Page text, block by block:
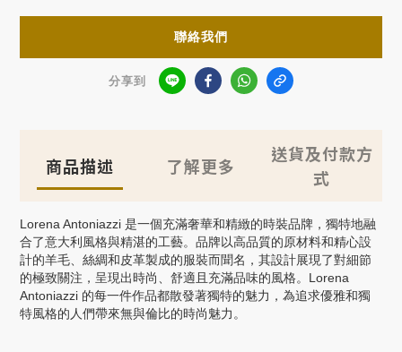
聯絡我們
分享到
商品描述 了解更多
送貨及付款方
式
Lorena Antoniazzi 是一個充滿奢華和精緻的時裝品牌，獨特地融
合了意大利風格與精湛的工藝。品牌以高品質的原材料和精心設
計的羊毛、絲綢和皮革製成的服裝而聞名，其設計展現了對細節
的極致關注，呈現出時尚、舒適且充滿品味的風格。 Lorena
Antoniazzi 的每一件作品都散發著獨特的魅力，為追求優雅和獨
特風格的人們帶來無與倫比的時尚魅力。